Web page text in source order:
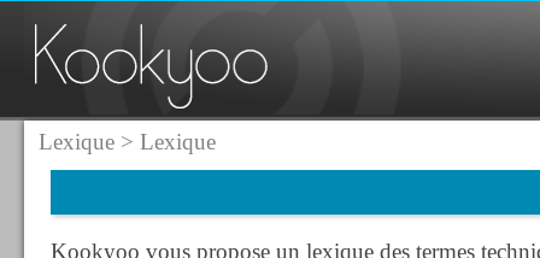
Lexique> Lexique
Kookyoo vous propose un lexique des termes